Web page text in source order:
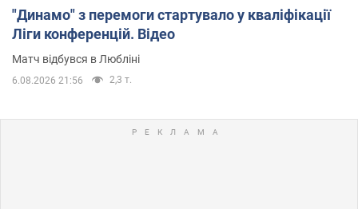
"Динамо" з перемоги стартувало у кваліфікації
Ліги конференцій. Відео
Матч відбувся в Любліні
6.08.2026 21:56 2,3 т.